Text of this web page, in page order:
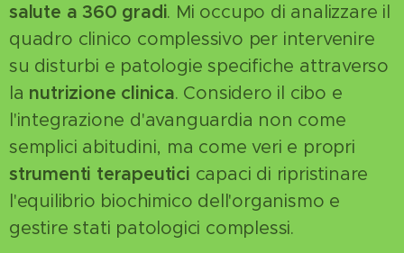
salute a 360 gradi. Mi occupo di analizzare il
quadro clinico complessivo per intervenire
su disturbi e patologie specifiche attraverso
la nutrizione clinica. Considero il cibo e
l'integrazione d'avanguardia non come
semplici abitudini, ma come veri e propri
strumenti terapeutici capaci di ripristinare
l'equilibrio biochimico dell'organismo e
gestire stati patologici complessi.